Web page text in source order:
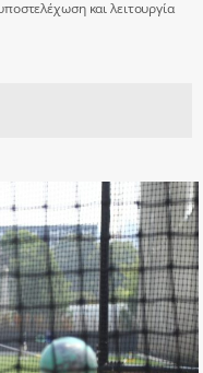
και λειτουργία